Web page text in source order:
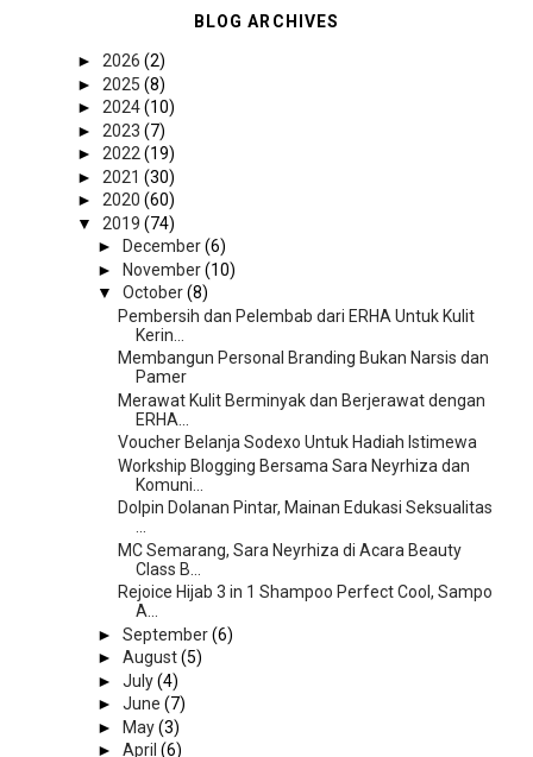
BLOG ARCHIVES
► 2026 (2)
► 2025 (8)
► 2024(10)
► 2023 (7)
► 2022 (19)
► 2021 (30)
► 2020 (60)
▼ 2019 (74)
►
December(6)
►
November(10)
▼ October(8)
Pembersih dan Pelembab dari ERHA Untuk Kulit
Kerin...
Membangun Personal Branding Bukan Narsis dan
Pamer
Merawat Kulit Berminyak dan Berjerawat dengan
ERHA...
Voucher Belanja Sodexo Untuk Hadiah Istimewa
Workship Blogging Bersama Sara Neyrhiza dan
Komuni...
Dolpin Dolanan Pintar, Mainan Edukasi Seksualitas
MC Semarang, Sara Neyrhiza di Acara Beauty
Class B...
Rejoice Hijab 3 in 1 Shampoo Perfect Cool, Sampo
A...
► September(6)
► August(5)
► July(4)
► June (7)
►
May(3)
► April (6)